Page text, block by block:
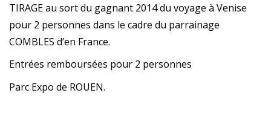
TIRAGE au sort du gagnant 2014 du voyage à Venise
pour 2 personnes dans le cadre du parrainage
COMBLES d’en France.
Entrées remboursées pour 2 personnes
Parc Expo de ROUEN.